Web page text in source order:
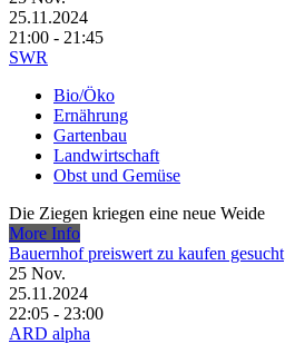
25.11.2024
21:00 - 21:45
SWR
Bio/Öko
Ernährung
Gartenbau
Landwirtschaft
Obst und Gemüse
Die Ziegen kriegen eine neue Weide
More Info
Bauernhof preiswert zu kaufen gesucht
25 Nov.
25.11.2024
22:05 - 23:00
ARD alpha